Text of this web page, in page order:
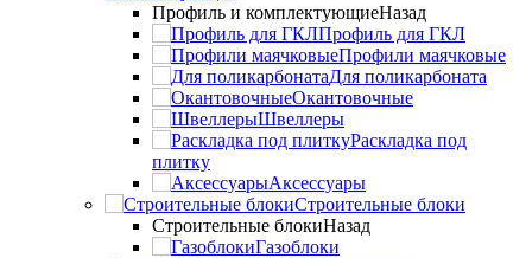
Профиль и комплектующиеНазад
Профиль для ГКЛ
Профили маячковые
Для поликарбоната
Окантовочные
Швеллеры
Раскладка под
плитку
Аксессуары
Строительные блоки
Строительные блокиНазад
Газоблоки